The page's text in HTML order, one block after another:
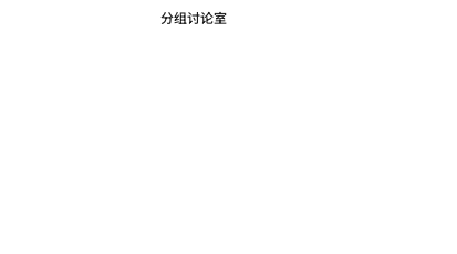
分组讨论室